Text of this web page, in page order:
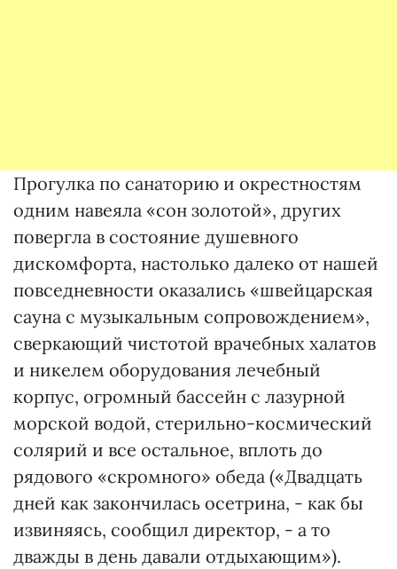
Прогулка по санаторию и окрестностям
одним навеяла «сон золотой», других
повергла в состояние душевного
дискомфорта, настолько далеко от нашей
повседневности оказались «швейцарская
сауна с музыкальным сопровождением»,
сверкающий чистотой врачебных халатов
и никелем оборудования лечебный
корпус, огромный бассейн с лазурной
морской водой, стерильно-космический
солярий и все остальное, вплоть до
рядового «скромного» обеда («Двадцать
дней как закончилась осетрина, - как бы
извиняясь, сообщил директор, - а то
дважды в день давали отдыхающим»).